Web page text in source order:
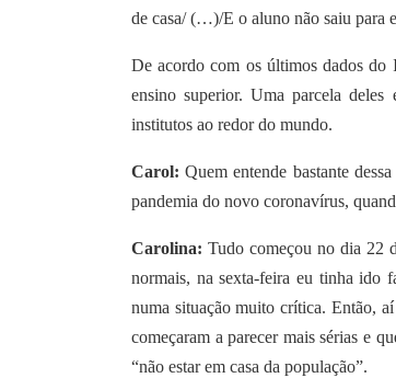
de casa/ (…)/E o aluno não saiu para
De acordo com os últimos dados do
ensino superior. Uma parcela deles
institutos ao redor do mundo.
Carol:Quem entende bastante
pandemia do novo coronavírus,
Carolina:Tudo começou no dia 22
normais, na sexta-feira eu tinha ido
numa situação muito crítica. Então,
começaram a parecer mais sérias e
“não estar em casa da população”.